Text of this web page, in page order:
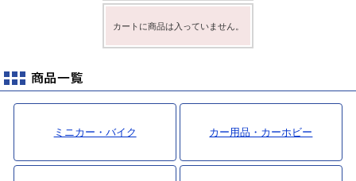
検索
カートに商品は入っていません。
ミニカー・バイク カー用品・カーホビー